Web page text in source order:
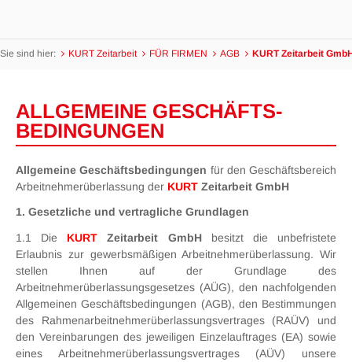
Sie sind hier: KURT Zeitarbeit FÜR FIRMEN AGB KURT Zeitarbeit
ALLGEMEINE GESCHÄFTS­
BEDINGUNGEN
Allgemeine Geschäftsbedingungen für den Geschäftsbereich
Arbeitnehmerüberlassung der KURT Zeitarbeit GmbH
1. Gesetzliche und vertragliche Grundlagen
1.1 Die KURT Zeitarbeit GmbHbesitzt die unbefristete
Erlaubnis zur gewerbsmäßigen Arbeitnehmerüberlassung. Wir
stellen Ihnen auf der Grundlage des
Arbeitnehmerüberlassungsgesetzes (AÜG), den nachfolgenden
Allgemeinen Geschäftsbedingungen (AGB), den Bestimmungen
des Rahmenarbeitnehmerüberlassungsvertrages (RAÜV) und
den Vereinbarungen des jeweiligen Einzelauftrages (EA) sowie
eines Arbeitnehmerüberlassungsvertrages (AÜV) unsere